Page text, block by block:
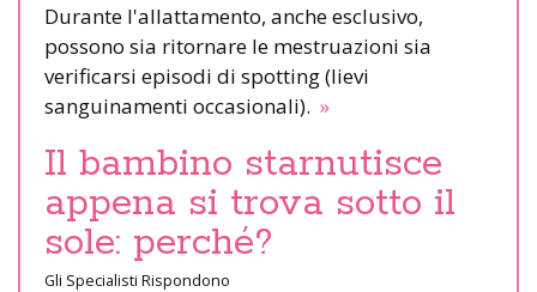
Durante l'allattamento, anche esclusivo,
possono sia ritornare le mestruazioni sia
verificarsi episodi di spotting (lievi
sanguinamenti occasionali). »
Il bambino starnutisce
appena si trova sotto il
sole: perché?
Gli Specialisti Rispondono